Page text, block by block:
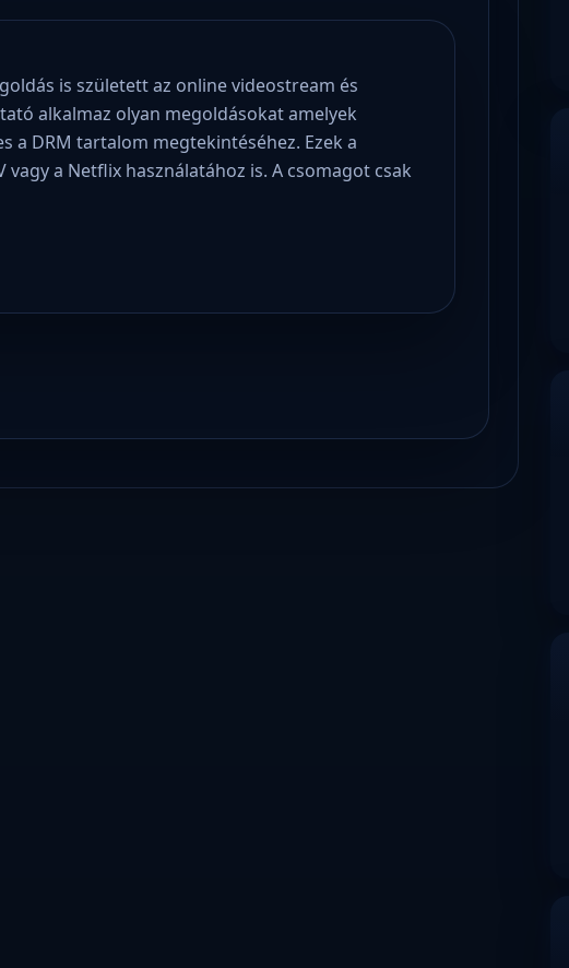
is született az online videostream és
alkalmaz olyan megoldásokat amelyek
a DRM tartalom megtekintéséhez. Ezek a
a Netflix használatához is. A csomagot csak